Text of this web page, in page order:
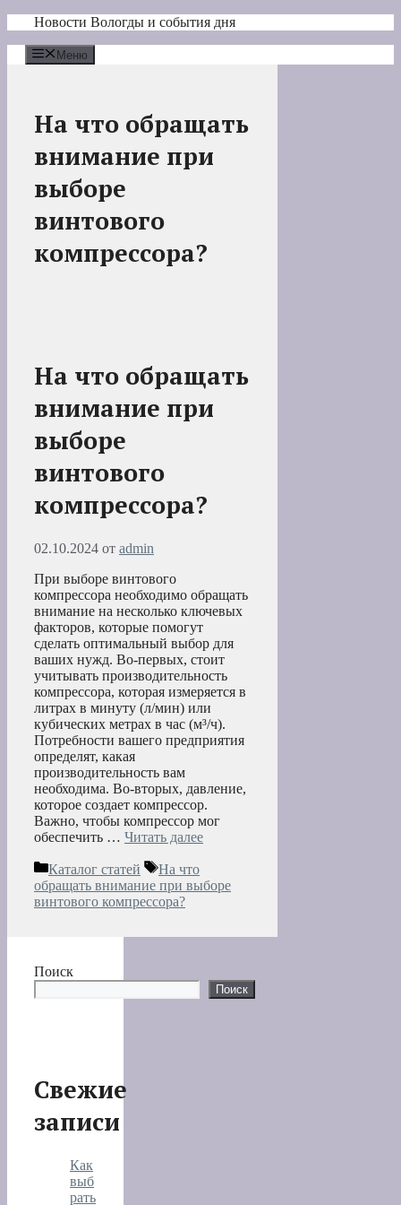
Перейти
содержимому
Новости Вологды и события дня
Меню
На что обращать
внимание при
выборе
винтового
компрессора?
На что обращать
внимание при
выборе
винтового
компрессора?
02.10.2024 от admin
При выборе винтового
компрессора необходимо обращать
внимание на несколько ключевых
факторов, которые помогут
сделать оптимальный выбор для
ваших нужд. Во-первых, стоит
учитывать производительность
компрессора, которая измеряется в
литрах в минуту (л/мин) или
кубических метрах в час (м³/ч).
Потребности вашего предприятия
определят, какая
производительность вам
необходима. Во-вторых, давление,
которое создает компрессор.
Важно, чтобы компрессор мог
обеспечить … Читать далее
Рубрики
Каталог статей Метки
На что
обращать внимание при выборе
винтового компрессора?
Поиск
Поиск
Свежие
записи
Как
выб
рать